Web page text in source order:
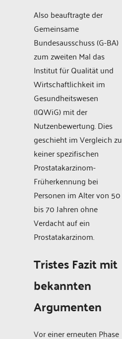
Also beauftragte der
Gemeinsame
Bundesausschuss (G-BA)
zum zweiten Mal das
Institut für Qualität und
Wirtschaftlichkeit im
Gesundheitswesen
(IQWiG) mit der
Nutzenbewertung. Dies
geschieht im Vergleich zu
keiner spezifischen
Prostatakarzinom-
Früherkennung bei
Personen im Alter von 50
bis 70 Jahren ohne
Verdacht auf ein
Prostatakarzinom.
Tristes Fazit mit
bekannten
Argumenten
Vor einer erneuten Phase